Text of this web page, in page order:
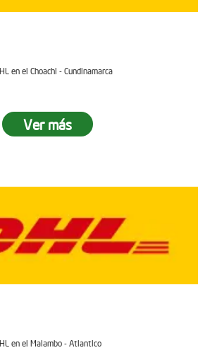
en el Choachi - Cundinamarca
Ver más
en el Malambo - Atlantico